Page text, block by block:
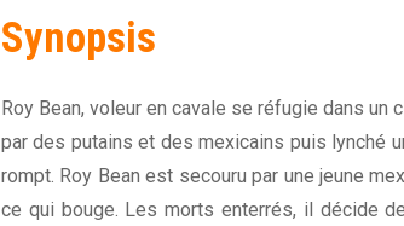
Synopsis
Roy Bean, voleur en cavale se réfugie dans
par des putains et des mexicains puis lynché
rompt. Roy Bean est secouru par une jeune
ce qui bouge. Les morts enterrés, il décide